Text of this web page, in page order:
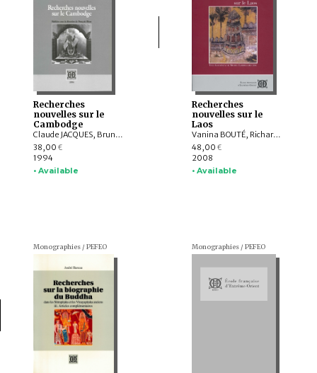
Recherches
nouvelles sur le
Cambodge
Claude JACQUES, Bruno BRUGUIER, Christophe POTTIER, Olivier de BERNON, François BIZOT, François LAGIRARDE, Marie Alexandrine MARTIN, Bruno DAGENS, Michael VICKERY, Catherine BECCHETTI, Christian BAUER, Michel FERLUS, Oskar von Hinüber, Roland MOURER, YANG Baoyun, Raymond BLANADET, Michel BRUNEAU, Louise MARCOTTE, Christiane BLANCOT, Charles GOLDBLUM
38,00 €
1994
• Available
Recherches
nouvelles sur le
Laos
Vanina BOUTÉ, Richard POTTIER, Michel LORRILLARD, Christian CULAS, Yves GOUDINEAU, Volker GRABOWSKY, Marielle SANTONI, Thongsa SAYAVONGKHAMDY, Viengkeo SOUKSAVATDY, Joyce C. WHITE, Bounheuang BOUASISENGPASEUTH, Anna KÄLLÉN, Julie VAN DEN BERGH, Andrew WALKER, Søren IVARSON, Bruce LOCKHART, Sophie CLEMENT-CHARPENTIER, Christian TAILLARD, Harald HUNDIUS, Justin MCDANIEL, Catherine CHORON-BAIX, Francis ENGELMANN, N.J. ENFIELD, Boike REHBEIN, Patrice LADWIG, Grant EVANS, Olivier EVRARD, Guido SPRENGER, Ian BAIRD, Vatthana PHOLSENA
48,00 €
2008
• Available
Monographies / PEFEO Monographies / PEFEO